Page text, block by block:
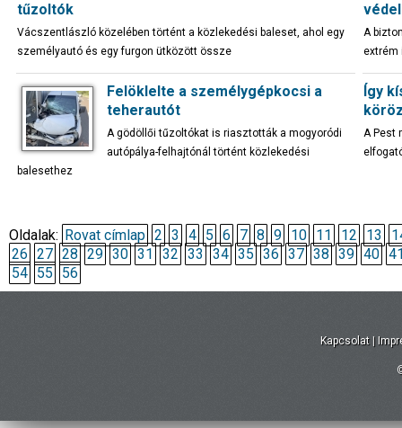
tűzoltók
Vácszentlászló közelében történt a közlekedési baleset, ahol egy
személyautó és egy furgon ütközött össze
A
extrém
Felöklelte a személygépkocsi a
teherautót
A gödöllői tűzoltókat is riasztották a mogyoródi
autópálya-felhajtónál történt közlekedési
balesethez
Így
A Pest
Oldalak: Rovat címlap 2 3 4 5 6 7 8 9 10 11 12 13
26 27 28 29 30 31 32 33 34 35 36 37 38 39 40
54 55 56
Kapcsolat |